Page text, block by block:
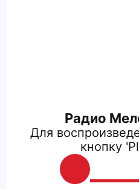
Радио
Для
кнопку